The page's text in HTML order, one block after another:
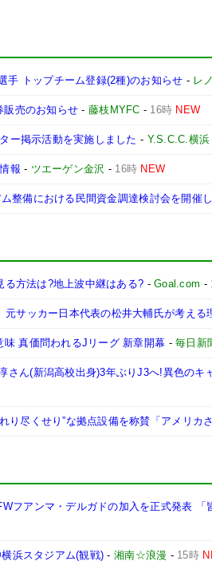
手 トップチーム登録(2種)のお知らせ - レ
販売のお知らせ - 藤枝MYFC - 16時 NEW
ー掲示活動を実施しました - Y.S.C.C.横浜
報 - ツエーゲン金沢 - 16時 NEW
整備における民間資金調達検討会を開催
る方法は?地上波中継はある? -Goal.com -
元サッカー日本代表の松井大輔氏が考える
味 真価問われるJリーグ 新章開幕 -毎日新
さん(新潟高校出身)3年ぶりJ3へ!異色の
り尽くせり”な拠点設備を称賛「アメリカ
フアンマ・デルガドの加入を正式発表 「
浜スタジアム(観戦) -湘南☆浪漫 - 15時